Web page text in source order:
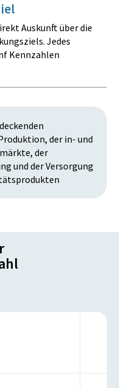
Auskunft über die
Jedes
Kennzahlen
der in- und
der
und der Versorgung